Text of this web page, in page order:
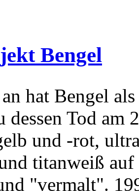
Bengel
hat Bengel
dessen Tod am
und -rot,
titanweiß
"vermalt".